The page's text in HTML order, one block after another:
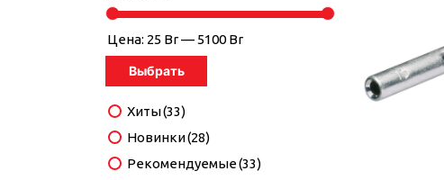
Выбрать
Цена: 25 Br— 5100 Br
Хиты(33)
Новинки(28)
Рекомендуемые(33)